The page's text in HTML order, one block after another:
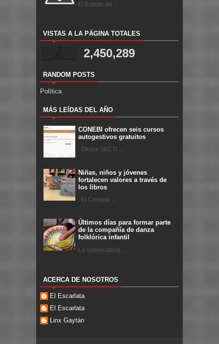
El Estado de ...
VISTAS A LA PÁGINA TOTALES
2,450,289
RANDOM POSTS
Política
MÁS LEÍDAS DEL AÑO
CONEBI ofrecen seis cursos
autogestivos gratuitos
Ofrece SECTI ...
Niñas, niños y jóvenes
fortalecen valores a través de
los libros
El Consejo ...
Últimos días para formar parte
de la compañía de danza
folklórica infantil
La convocatoria ...
ACERCA DE NOSOTROS
El Escarlata
El Escarlata
Linx Gaytán